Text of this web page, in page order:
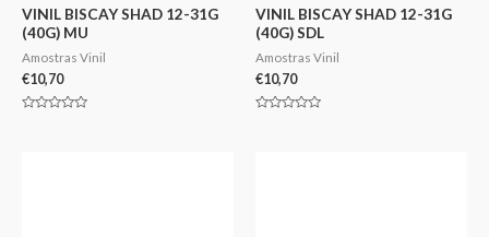
VINIL BISCAY SHAD 12-31G
(40G) MU
Amostras Vinil
€10,70
VINIL BISCAY SHAD 12-31G
(40G) SDL
Amostras Vinil
€10,70